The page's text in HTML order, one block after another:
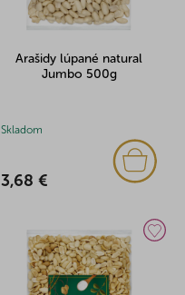
Arašidy lúpané natural
Jumbo 500g
Skladom
3,68 €